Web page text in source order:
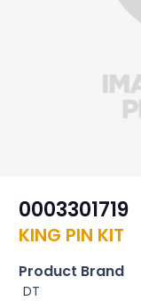
0003301719
KING PIN KIT
Product Brand
DT